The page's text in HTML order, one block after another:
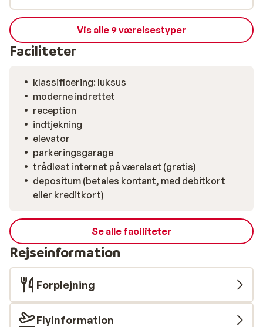
Vis alle 9 værelsestyper
Faciliteter
klassificering: luksus
moderne indrettet
reception
indtjekning
elevator
parkeringsgarage
trådløst internet på værelset (gratis)
depositum (betales kontant, med debitkort
eller kreditkort)
Se alle faciliteter
Rejseinformation
Forplejning
Flyinformation